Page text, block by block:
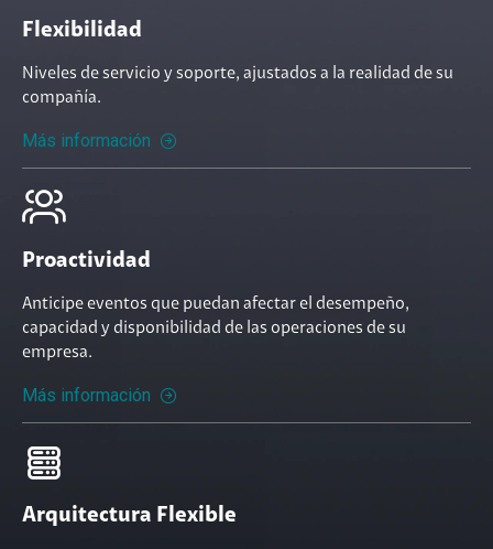
Flexibilidad
Niveles de servicio y soporte, ajustados a la realidad de su
compañía.
Más información
Proactividad
Anticipe eventos que puedan afectar el desempeño,
capacidad y disponibilidad de las operaciones de su
empresa.
Más información
Arquitectura Flexible